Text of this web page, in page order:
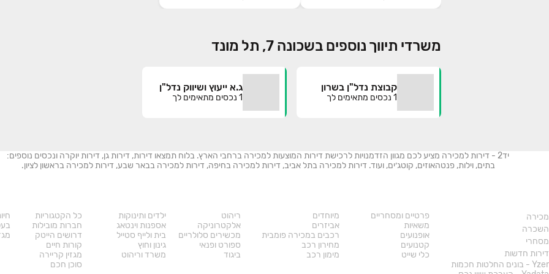
משרדי תיווך נוספים בשכונה 7, תל מונד
קבוצת נדל"ן בשרון
1 נכסים מתאימים לך
ג.א ייעוץ ושיווק נדל"ן
1 נכסים מתאימים לך
יד2 - דירות למכירה מציע לכם מגוון הזדמנויות לרכישת דירות המוצעות למכירה ברחבי הארץ. בלוח תמצאו דירות, דירות גן, דירות יוקרה ונכסים נוספים:
בתים, וילות, פנטהאוזים, קוטג׳ים, ועוד. דירות למכירה בתל אביב, דירות למכירה בחיפה, דירות למכירה בבאר שבע, דירות למכירה בראשון לציון.
מכירה
השכרה
מסחרי
דירות חדשות
Yzer - בונים החלטות חכמות
פרטיים ומסחריים
משאיות
אופנועים
קטנועים
כלי שייט
מיוחדים
אביזרים
רכבים במכירה פומבית
מחירון רכב
מימון רכב
ריהוט
אלקטרוניקה
מכשירים סלולריים
ספורט ופנאי
ביגוד
ילדים ותינוקות
אספנות וינטאג
בית ולייף סטייל
גינון וחוץ
משרד וריהוט
כל הקטגוריות
חברות מובילות
דרושים הייטק
קורות חיים
מגזין קריירה
סוכן חכם